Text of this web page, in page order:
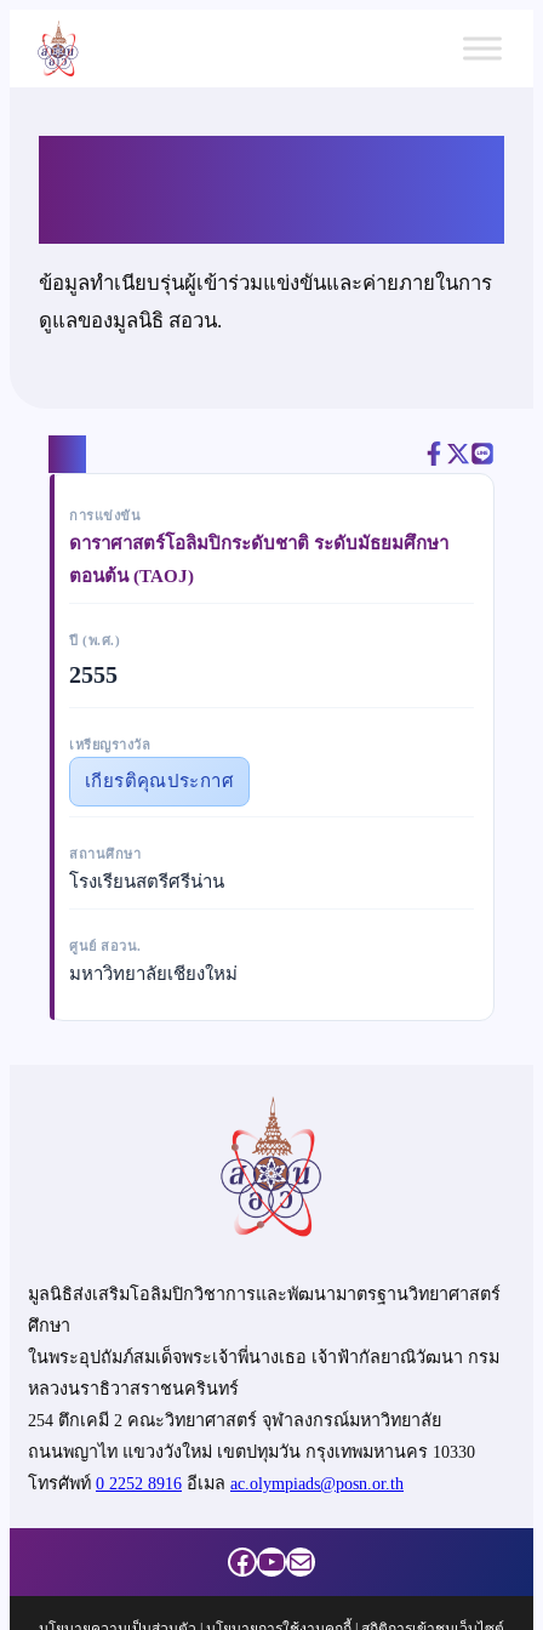
เนื้อหา
ข้อมูลทำเนียบรุ่นผู้เข้าร่วมแข่งขันและค่ายภายในการ
ดูแลของมูลนิธิ สอวน.
การแข่งขัน
ดาราศาสตร์โอลิมปิกระดับชาติ ระดับมัธยมศึกษา
ตอนต้น (TAOJ)
ปี (พ.ศ.)
2555
เหรียญรางวัล
เกียรติคุณประกาศ
สถานศึกษา
โรงเรียนสตรีศรีน่าน
ศูนย์ สอวน.
มหาวิทยาลัยเชียงใหม่
มูลนิธิส่งเสริมโอลิมปิกวิชาการและพัฒนามาตรฐานวิทยาศาสตร์
ศึกษา
ในพระอุปถัมภ์สมเด็จพระเจ้าพี่นางเธอ เจ้าฟ้ากัลยาณิวัฒนา กรม
หลวงนราธิวาสราชนครินทร์
254 ตึกเคมี 2 คณะวิทยาศาสตร์ จุฬาลงกรณ์มหาวิทยาลัย
ถนนพญาไท แขวงวังใหม่ เขตปทุมวัน กรุงเทพมหานคร 10330
โทรศัพท์ 0 2252 8916 อีเมล ac.olympiads@posn.or.th
Facebook
YouTube
Mail